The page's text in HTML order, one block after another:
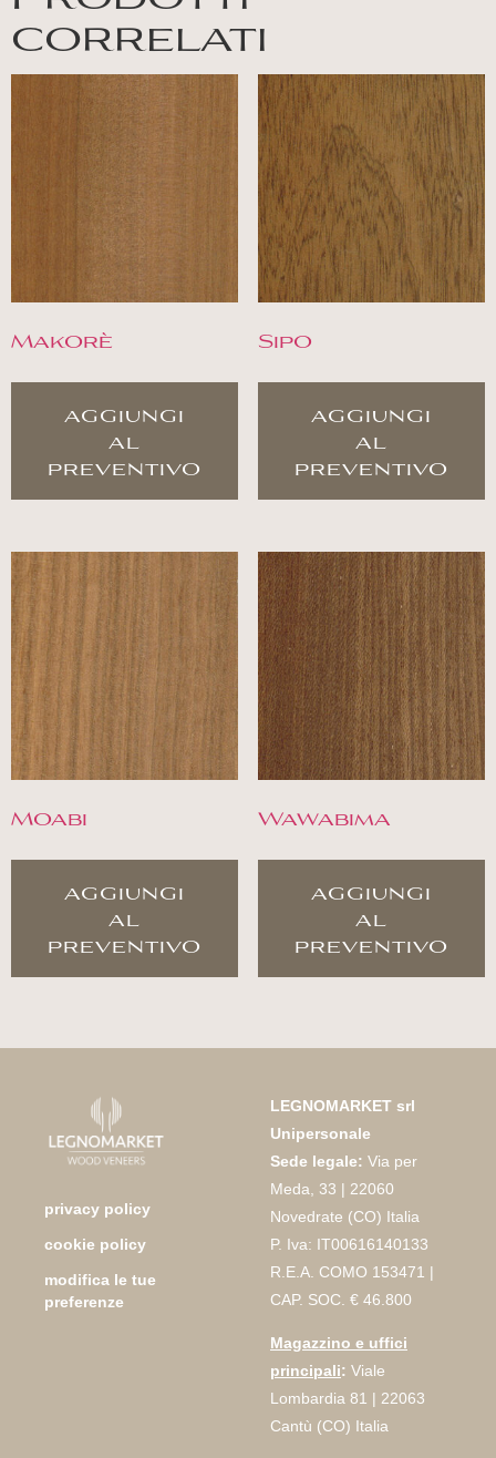
correlati
Makorè
aggiungi
al
preventivo
Sipo
aggiungi
al
preventivo
Moabi
aggiungi
al
preventivo
Wawabima
aggiungi
al
preventivo
privacy policy
cookie policy
modifica le tue
preferenze
LEGNOMARKET srl
Unipersonale
Sede legale: Via per
Meda, 33 | 22060
Novedrate (CO) Italia
P. Iva: IT00616140133
R.E.A. COMO 153471 |
CAP. SOC. € 46.800
Magazzino e uffici
principali: Viale
Lombardia 81 | 22063
Cantù (CO) Italia